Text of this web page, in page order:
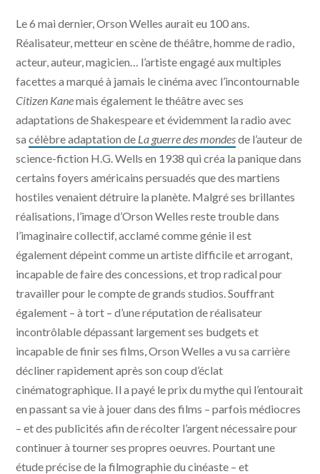
Le 6 mai dernier, Orson Welles aurait eu 100 ans.
Réalisateur, metteur en scène de théâtre, homme de radio,
acteur, auteur, magicien… l’artiste engagé aux multiples
facettes a marqué à jamais le cinéma avec l’incontournable
Citizen Kanemais également le théâtre avec ses
adaptations de Shakespeare et évidemment la radio avec
sacélèbre adaptation de La guerre des mondesde l’auteur de
science-fiction H.G. Wells en 1938 qui créa la panique dans
certains foyers américains persuadés que des martiens
hostiles venaient détruire la planète. Malgré ses brillantes
réalisations, l’image d’Orson Welles reste trouble dans
l’imaginaire collectif, acclamé comme génie il est
également dépeint comme un artiste difficile et arrogant,
incapable de faire des concessions, et trop radical pour
travailler pour le compte de grands studios. Souffrant
également – à tort – d’une réputation de réalisateur
incontrôlable dépassant largement ses budgets et
incapable de finir ses films, Orson Welles a vu sa carrière
décliner rapidement après son coup d’éclat
cinématographique. Il a payé le prix du mythe qui l’entourait
en passant sa vie à jouer dans des films – parfois médiocres
– et des publicités afin de récolter l’argent nécessaire pour
continuer à tourner ses propres oeuvres. Pourtant une
étude précise de la filmographie du cinéaste – et